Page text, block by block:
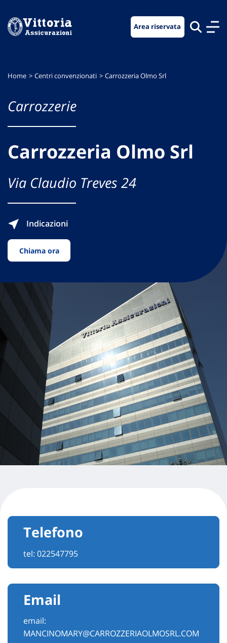
menu
contenuto
footer
Area riservata
Home Centri convenzionati Carrozzeria Olmo Srl
Carrozzerie
Carrozzeria Olmo Srl
Via Claudio Treves 24
Indicazioni
Chiama ora
Telefono
tel: 022547795
Email
email:
MANCINOMARY@CARROZZERIAOLMOSRL.COM